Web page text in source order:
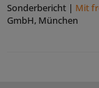
Sonderbericht | Mit
GmbH, München